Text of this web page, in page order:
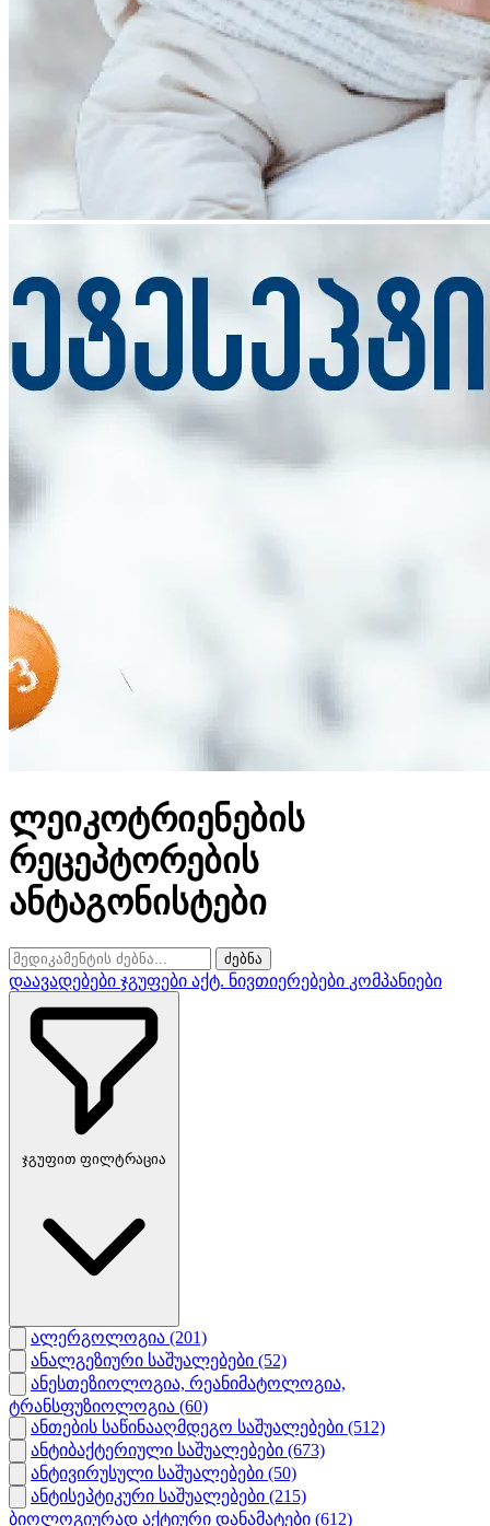
ლეიკოტრიენების
რეცეპტორების
ანტაგონისტები
ძებნა
დაავადებები ჯგუფები აქტ. ნივთიერებები კომპანიები
ჯგუფით ფილტრაცია
ალერგოლოგია (201)
ანალგეზიური საშუალებები (52)
ანესთეზიოლოგია, რეანიმატოლოგია,
ტრანსფუზიოლოგია (60)
ანთების საწინააღმდეგო საშუალებები (512)
ანტიბაქტერიული საშუალებები (673)
ანტივირუსული საშუალებები (50)
ანტისეპტიკური საშუალებები (215)
ბიოლოგიურად აქტიური დანამატები (612)